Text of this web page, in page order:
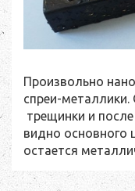
Произвольно
спреи-металлики.
трещинки и
видно основного
остается